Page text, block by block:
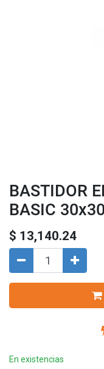
BASTIDOR
BASIC
$ 13,140.24
En existencias